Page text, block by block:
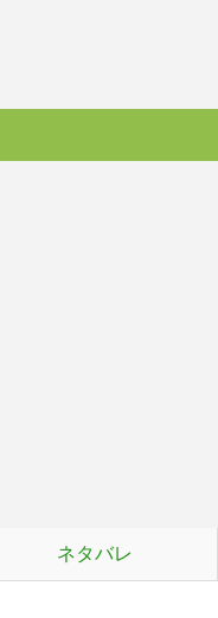
ネタバレ